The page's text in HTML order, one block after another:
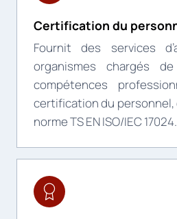
Certification du
Fournit des services
organismes chargés
compétences
certification du personnel,
norme TS EN ISO/IEC 17024.